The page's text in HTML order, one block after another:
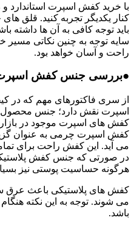
با خرید کفش اسپرت استاندارد و
کنار یکدیگر تجربه کنید. قلق
باید توجه کافی به آن ها داشته
سایه توجه به چنین نکاتی مسیر
راحت و آسان خواهد بود.
●بررسی جنس کفش
از سری فاکتورهای مهم که در
اسپرت نقش دارد؛ جنس محصول
کفش های اسپرت موجود در بازار
کفش اسپرت چرمی به عنوان
می آید. این کفش راحت برای
در صورتی که جنس کفش
هرگونه حساسیت پوستی نیز
کفش های پلاستیکی باعث
می شوند. توجه به این نکته
باشد.